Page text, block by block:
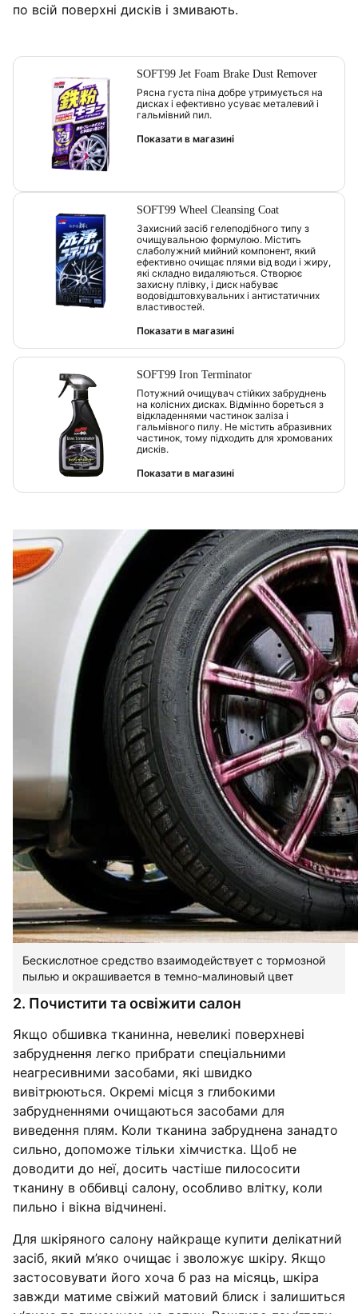
по всій поверхні дисків і змивають.
SOFT99 Jet Foam Brake Dust Remover
Рясна густа піна добре утримується на
дисках і ефективно усуває металевий і
гальмівний пил.
Показати в магазині
SOFT99 Wheel Cleansing Coat
Захисний засіб гелеподібного типу з
очищувальною формулою. Містить
слаболужний мийний компонент, який
ефективно очищає плями від води і жиру,
які складно видаляються. Створює
захисну плівку, і диск набуває
водовідштовхувальних і антистатичних
властивостей.
Показати в магазині
SOFT99 Iron Terminator
Потужний очищувач стійких забруднень
на колісних дисках. Відмінно бореться з
відкладеннями частинок заліза і
гальмівного пилу. Не містить абразивних
частинок, тому підходить для хромованих
дисків.
Показати в магазині
Бескислотное средство взаимодействует с тормозной
пылью и окрашивается в темно-малиновый цвет
2. Почистити та освіжити салон
Якщо обшивка тканинна, невеликі поверхневі
забруднення легко прибрати спеціальними
неагресивними засобами, які швидко
вивітрюються. Окремі місця з глибокими
забрудненнями очищаються засобами для
виведення плям. Коли тканина забруднена занадто
сильно, допоможе тільки хімчистка. Щоб не
доводити до неї, досить частіше пилососити
тканину в оббивці салону, особливо влітку, коли
пильно і вікна відчинені.
Для шкіряного салону найкраще купити делікатний
засіб, який м’яко очищає і зволожує шкіру. Якщо
застосовувати його хоча б раз на місяць, шкіра
завжди матиме свіжий матовий блиск і залишиться